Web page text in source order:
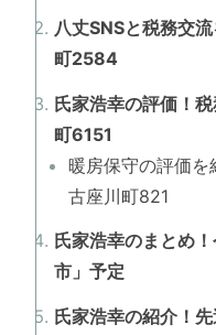
八丈SNSと税務交
町2584
氏家浩幸の評価！
町6151
暖房保守の評価を
古座川町821
氏家浩幸のまとめ
市」予定
氏家浩幸の紹介！